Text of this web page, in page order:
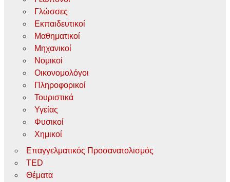
Γλώσσες
Εκπαιδευτικοί
Μαθηματικοί
Μηχανικοί
Νομικοί
Οικονομολόγοι
Πληροφορικοί
Τουριστικά
Υγείας
Φυσικοί
Χημικοί
Επαγγελματικός Προσανατολισμός
TED
Θέματα